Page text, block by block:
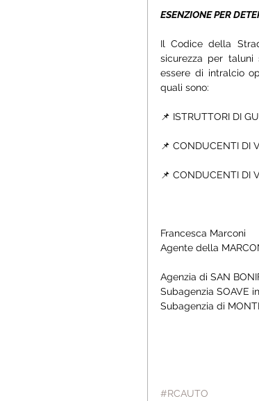
ESENZIONE PER
Il Codice della
sicurezza per
essere di intralcio
quali sono:
📌 ISTRUTTORI DI
📌 CONDUCENTI DI
📌 CONDUCENTI DI
Francesca Marconi
Agente della
Agenzia di SAN
Subagenzia SOAVE
Subagenzia di
#RCAUTO